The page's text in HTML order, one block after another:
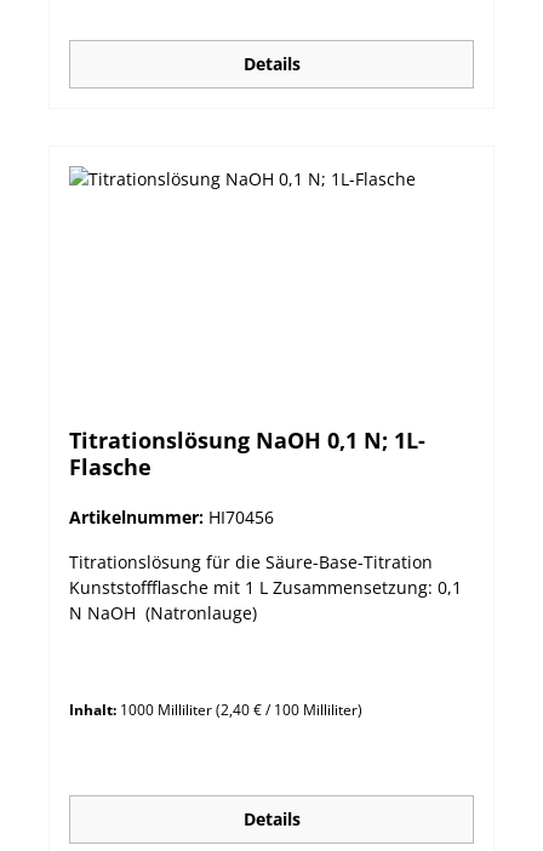
Details
Titrationslösung NaOH 0,1 N; 1L-
Flasche
Artikelnummer: HI70456
Titrationslösung für die Säure-Base-Titration
Kunststoffflasche mit 1 L Zusammensetzung: 0,1
N NaOH (Natronlauge)
Inhalt: 1000 Milliliter(2,40 € / 100 Milliliter)
Details